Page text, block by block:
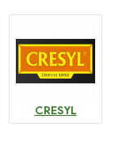
CRESYL